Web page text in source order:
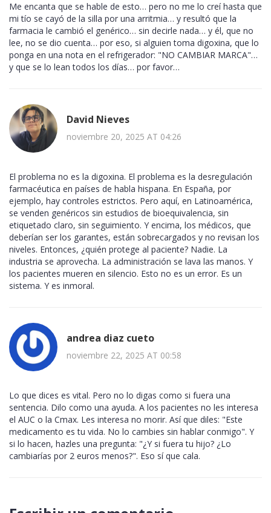
Me encanta que se hable de esto… pero no me lo creí hasta que
mi tío se cayó de la silla por una arritmia… y resultó que la
farmacia le cambió el genérico… sin decirle nada… y él, que no
lee, no se dio cuenta… por eso, si alguien toma digoxina, que lo
ponga en una nota en el refrigerador: "NO CAMBIAR MARCA"…
y que se lo lean todos los días… por favor…
David Nieves
noviembre 20, 2025 AT 04:26
El problema no es la digoxina. El problema es la desregulación
farmacéutica en países de habla hispana. En España, por
ejemplo, hay controles estrictos. Pero aquí, en Latinoamérica,
se venden genéricos sin estudios de bioequivalencia, sin
etiquetado claro, sin seguimiento. Y encima, los médicos, que
deberían ser los garantes, están sobrecargados y no revisan los
niveles. Entonces, ¿quién protege al paciente? Nadie. La
industria se aprovecha. La administración se lava las manos. Y
los pacientes mueren en silencio. Esto no es un error. Es un
sistema. Y es inmoral.
andrea diaz cueto
noviembre 22, 2025 AT 00:58
Lo que dices es vital. Pero no lo digas como si fuera una
sentencia. Dilo como una ayuda. A los pacientes no les interesa
el AUC o la Cmax. Les interesa no morir. Así que diles: "Este
medicamento es tu vida. No lo cambies sin hablar conmigo". Y
si lo hacen, hazles una pregunta: "¿Y si fuera tu hijo? ¿Lo
cambiarías por 2 euros menos?". Eso sí que cala.